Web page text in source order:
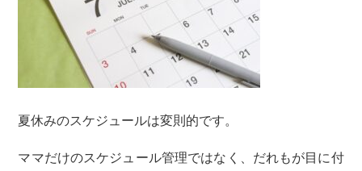
夏休みのスケジュールは変則的です。
ママだけのスケジュール管理ではなく、だれもが目に付